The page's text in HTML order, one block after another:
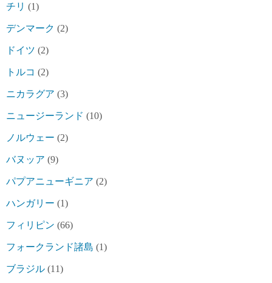
チリ (1)
デンマーク (2)
ドイツ (2)
トルコ (2)
ニカラグア (3)
ニュージーランド (10)
ノルウェー (2)
バヌッア (9)
パプアニューギニア (2)
ハンガリー (1)
フィリピン (66)
フォークランド諸島 (1)
ブラジル (11)